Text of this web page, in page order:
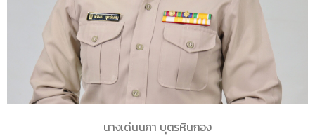
นางเด่นนภา บุตรหินกอง